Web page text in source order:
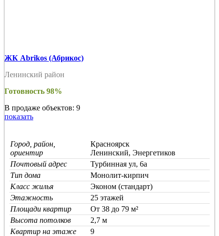
ЖК Abrikos (Абрикос)
Ленинский район
Готовность 98%
В продаже объектов: 9
показать
Город, район,
ориентир
Красноярск
Ленинский, Энергетиков
Почтовый адрес
Турбинная ул, 6а
Тип дома
Монолит-кирпич
Класс жилья
Эконом (стандарт)
Этажность
25 этажей
Площади квартир
От 38 до 79 м²
Высота потолков
2,7 м
Квартир на этаже
9